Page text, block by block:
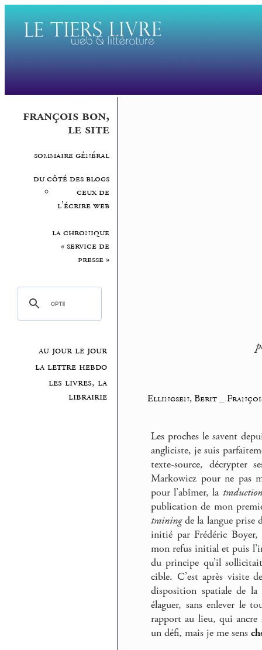
françois bon,
le site
sommaire général
du côté des blogs
ceux de
l’écrire web
la chronique
« service de
presse »
au jour le jour
la lettre hebdo
les livres, la
librairie
Ellingsen, Berit_
Les proches le savent
angliciste, je suis
texte-source, décrypter
Markowicz pour ne pas
pour l’abîmer, la traduction
publication de mon
trainingde la langue prise
initié par Frédéric Boyer,
mon refus initial et puis
du principe qu’il
cible. C’est après visite
disposition spatiale de
élaguer, sans enlever le
rapport au lieu, qui ancre
un défi, mais je me sens